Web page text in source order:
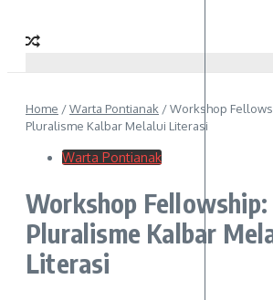
Home /Warta Pontianak /Workshop
Pluralisme Kalbar Melalui Literasi
Warta Pontianak
Workshop Fellowship:
Pluralisme Kalbar
Literasi